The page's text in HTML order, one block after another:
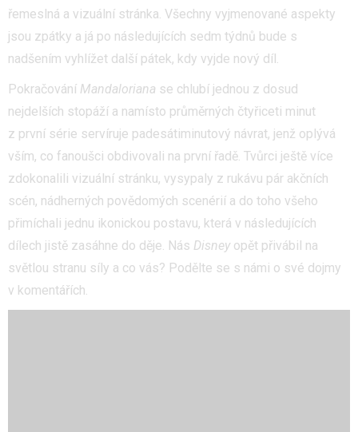
řemeslná a vizuální stránka. Všechny vyjmenované aspekty
jsou zpátky a já po následujících sedm týdnů bude s
nadšením vyhlížet další pátek, kdy vyjde nový díl.
Pokračování Mandaloriana se chlubí jednou z dosud
nejdelších stopáží a namísto průměrných čtyřiceti minut
z první série servíruje padesátiminutový návrat, jenž oplývá
vším, co fanoušci obdivovali na první řadě. Tvůrci ještě více
zdokonalili vizuální stránku, vysypaly z rukávu pár akčních
scén, nádherných povědomých scenérií a do toho všeho
přimíchali jednu ikonickou postavu, která v následujících
dílech jistě zasáhne do děje. Nás Disney opět přivábil na
světlou stranu síly a co vás? Podělte se s námi o své dojmy
v komentářích.